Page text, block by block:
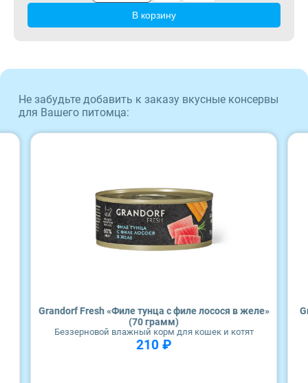
В корзину
Не забудьте добавить к заказу вкусные консервы
для Вашего питомца:
Grandorf Fresh «Филе тунца с филе лосося в желе»
(70 грамм)
Беззерновой влажный корм для кошек и котят
210 ₽